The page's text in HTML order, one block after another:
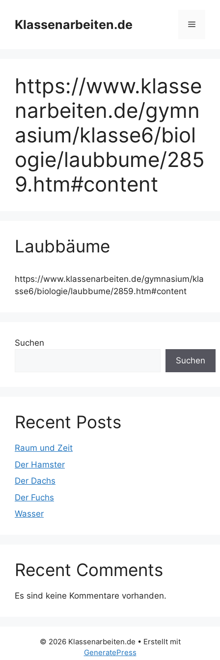
Inhalt
springenKlassenarbeiten.de Menü
https://www.klasse
narbeiten.de/gymn
asium/klasse6/biol
ogie/laubbume/285
9.htm#content
Laubbäume
https://www.klassenarbeiten.de/gymnasium/kla
sse6/biologie/laubbume/2859.htm#content
Suchen
Suchen
Recent Posts
Raum und Zeit
Der Hamster
Der Dachs
Der Fuchs
Wasser
Recent Comments
Es sind keine Kommentare vorhanden.
© 2026 Klassenarbeiten.de • Erstellt mit
GeneratePress